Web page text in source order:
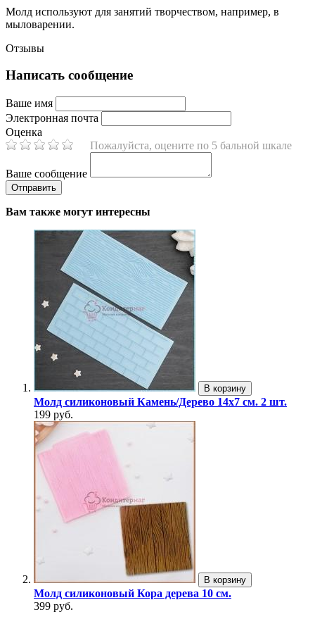
Молд используют для занятий творчеством, например, в
мыловарении.
Отзывы
Написать сообщение
Ваше имя
Электронная почта
Оценка
Пожалуйста, оцените по 5 бальной шкале
Ваше сообщение
Вам также могут интересны
В корзину
Молд силиконовый Камень/Дерево 14х7 см. 2 шт.
199 руб.
В корзину
Молд силиконовый Кора дерева 10 см.
399 руб.